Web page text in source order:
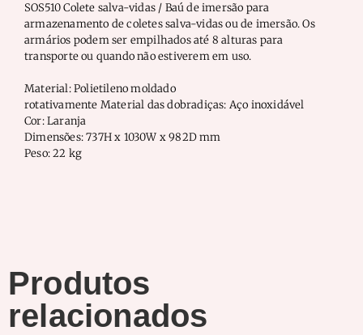
SOS510 Colete salva-vidas / Baú de imersão para
armazenamento de coletes salva-vidas ou de imersão. Os
armários podem ser empilhados até 8 alturas para
transporte ou quando não estiverem em uso.
Material: Polietileno moldado
rotativamente Material das dobradiças: Aço inoxidável
Cor: Laranja
Dimensões: 737H x 1030W x 982D mm
Peso: 22 kg
Produtos
relacionados